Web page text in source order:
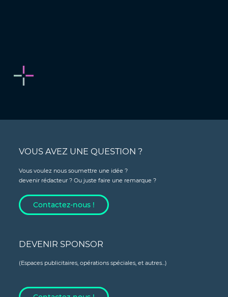
VOUS AVEZ UNE QUESTION ?
Vous voulez nous soumettre une idée ?
devenir rédacteur ? Ou juste faire une remarque ?
Contactez-nous !
DEVENIR SPONSOR
(Espaces publicitaires, opérations spéciales, et autres...)